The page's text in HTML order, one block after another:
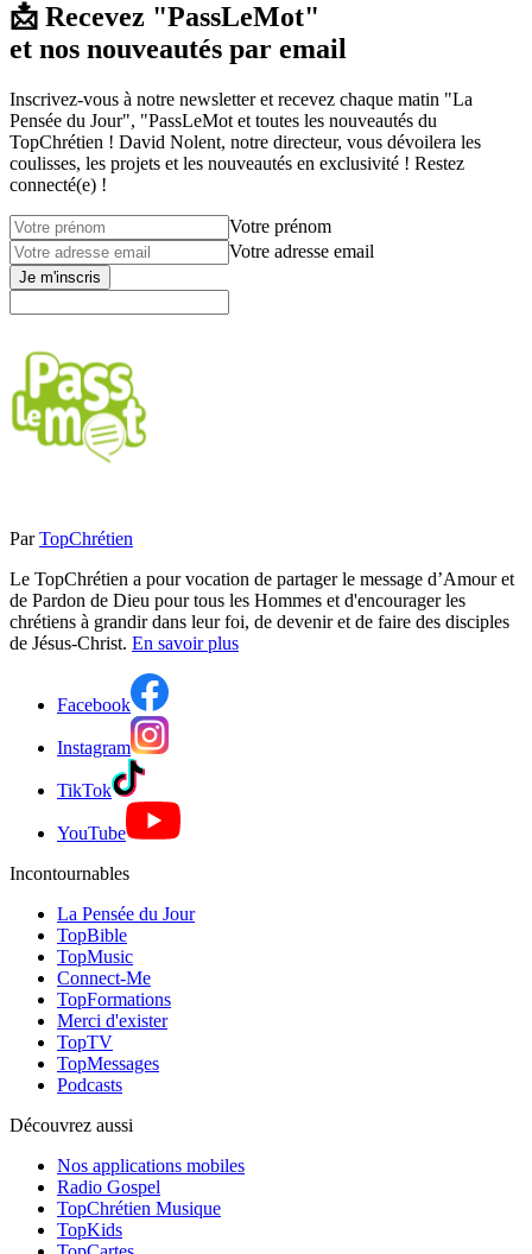
📩 Recevez "PassLeMot"
et nos nouveautés par email
Inscrivez-vous à notre newsletter et recevez chaque matin "La
Pensée du Jour", "PassLeMot et toutes les nouveautés du
TopChrétien ! David Nolent, notre directeur, vous dévoilera les
coulisses, les projets et les nouveautés en exclusivité ! Restez
connecté(e) !
Votre prénom
Votre adresse email
Je m'inscris
Par TopChrétien
Le TopChrétien a pour vocation de partager le message d’Amour et
de Pardon de Dieu pour tous les Hommes et d'encourager les
chrétiens à grandir dans leur foi, de devenir et de faire des disciples
de Jésus-Christ. En savoir plus
Facebook
Instagram
TikTok
YouTube
Incontournables
La Pensée du Jour
TopBible
TopMusic
Connect-Me
TopFormations
Merci d'exister
TopTV
TopMessages
Podcasts
Découvrez aussi
Nos applications mobiles
Radio Gospel
TopChrétien Musique
TopKids